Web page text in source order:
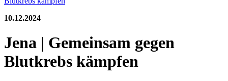
10.12.2024
Jena | Gemeinsam gegen
Blutkrebs kämpfen